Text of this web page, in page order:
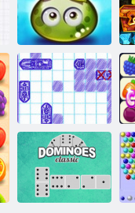
Boia
Avventura
succose bacche
Battaglia marina